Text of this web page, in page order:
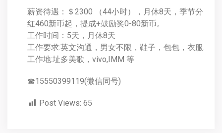
薪资待遇：＄2300 （44小时），月休8天，季节分
红460新币起，提成+鼓励奖0-80新币。
工作时间：5天，月休8天
工作要求:英文沟通，男女不限，鞋子，包包，衣服.
工作地:址多美歌，vivo,IMM 等
☎15550399119(微信同号)
Post Views: 65